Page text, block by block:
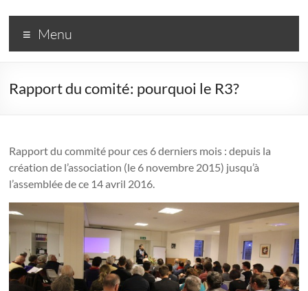
R3
–
pour
Renouveau
Réformé
Une
couleur
dans
l'Église
réformée
Menu
Rapport du comité: pourquoi le R3?
Rapport du commité pour ces 6 derniers mois : depuis la
création de l’association (le 6 novembre 2015) jusqu’à
l’assemblée de ce 14 avril 2016.